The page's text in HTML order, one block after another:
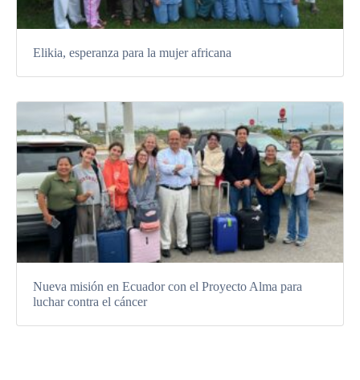
Elikia, esperanza para la mujer africana
Nueva misión en Ecuador con el Proyecto Alma para
luchar contra el cáncer